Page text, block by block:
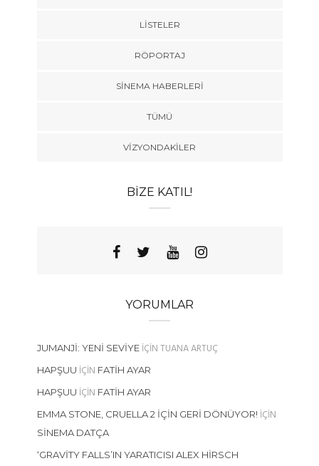
LISTELER
RÖPORTAJ
SINEMA HABERLERI
TÜMÜ
VIZYONDAKILER
BIZE KATIL!
YORUMLAR
JUMANJI: YENI SEVIYEIÇINTUANA ARTUÇ
HAPŞUU IÇIN FATIH AYAR
HAPŞUU IÇIN FATIH AYAR
EMMA STONE, CRUELLA 2 İÇIN GERI DÖNÜYOR!IÇIN
SINEMA DATÇA
‘GRAVITY FALLS’IN YARATICISI ALEX HIRSCH